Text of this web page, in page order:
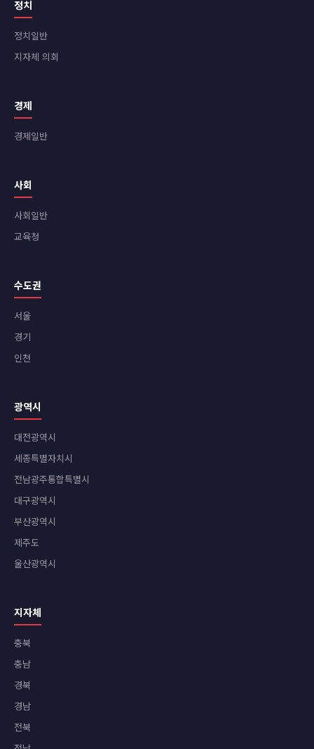
정치
정치일반
지자체 의회
경제
경제일반
사회
사회일반
교육청
수도권
서울
경기
인천
광역시
대전광역시
세종특별자치시
전남광주통합특별시
대구광역시
부산광역시
제주도
울산광역시
지자체
충북
충남
경북
경남
전북